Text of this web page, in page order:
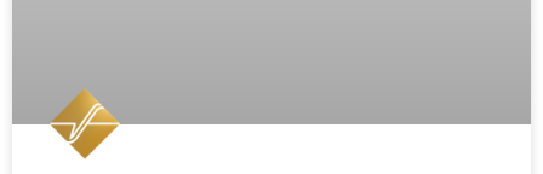
especializados e a depender da constatação, é
possível até que a mãe perca a guarda da
criança!